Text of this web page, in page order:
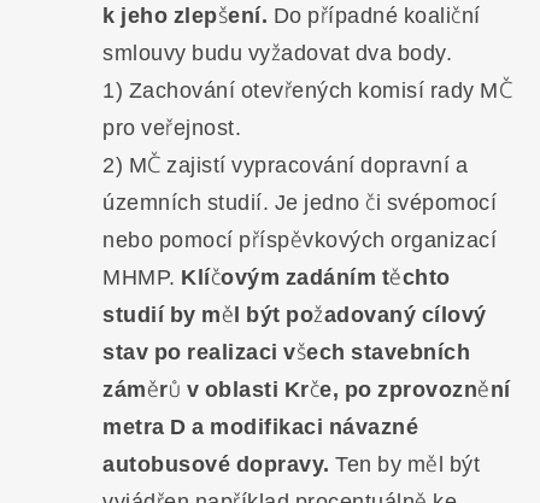
k jeho zlepšení. Do případné koaliční
smlouvy budu vyžadovat dva body.
1) Zachování otevřených komisí rady MČ
pro veřejnost.
2) MČ zajistí vypracování dopravní a
územních studií. Je jedno či svépomocí
nebo pomocí příspěvkových organizací
MHMP. Klíčovým zadáním těchto
studií by měl být požadovaný cílový
stav po realizaci všech stavebních
záměrů v oblasti Krče, po zprovoznění
metra D a modifikaci návazné
autobusové dopravy. Ten by měl být